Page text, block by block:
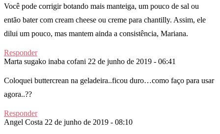
Você pode corrigir botando mais manteiga, um pouco de sal ou
então bater com cream cheese ou creme para chantilly. Assim, ele
dilui um pouco, mas mantem ainda a consistência, Mariana.
Responder
Marta sugako inaba cofani 22 de junho de 2019 - 06:41
Coloquei buttercrean na geladeira..ficou duro…como faço para usar
agora..??
Responder
Angel Costa 22 de junho de 2019 - 08:10